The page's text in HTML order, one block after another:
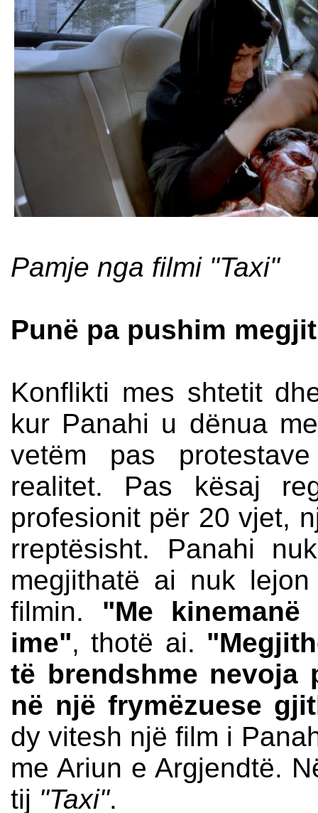
Pamje nga filmi "Taxi"
Punë pa pushim
Konflikti mes shtetit
kur Panahi u dënua
vetëm pas
realitet. Pas kësaj
profesionit për 20 vjet,
rreptësisht. Panahi
megjithatë ai nuk
filmin. "Me
ime", thotë ai.
të brendshme nevoja
në një frymëzuese
dy vitesh një film i
me Ariun e Argjendtë.
tij "Taxi".